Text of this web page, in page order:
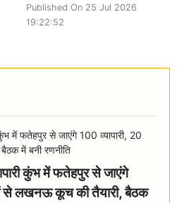
Published On 25 Jul 2026
19:22:52
कुंभ में फतेहपुर से जाएंगे
से लखनऊ कूच की तैयारी, बैठक